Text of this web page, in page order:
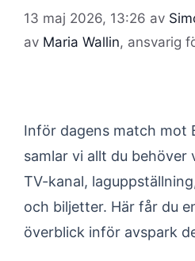
13 maj 2026, 13:26 av
av Maria Wallin, ansvarig
Inför dagens match mot
samlar vi allt du behöver
TV-kanal,
och biljetter. Här får du
överblick inför avspark